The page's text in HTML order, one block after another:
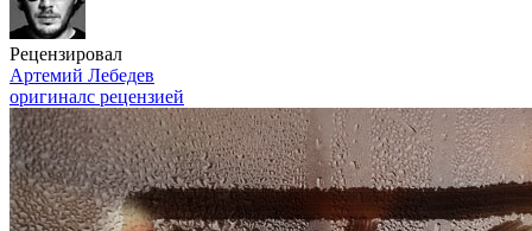
Рецензировал
Артемий Лебедев
оригиналс рецензией